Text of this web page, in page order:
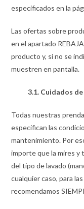
especificados en la
Las ofertas sobre
en el apartado
producto y, si no se
muestren en pantalla.
3.1. Cuidados
Todas nuestras
especifican las
mantenimiento. Por
importe que la mires y
del tipo de lavado
cualquier caso, para
recomendamos